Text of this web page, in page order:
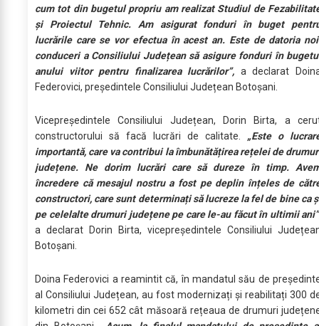
cum tot din bugetul propriu am realizat Studiul de
și Proiectul Tehnic. Am asigurat fonduri în buget
lucrările care se vor efectua în acest an. Este de datoria
conduceri a Consiliului Județean să asigure fonduri în
anului viitor pentru finalizarea lucrărilor”, a declarat
Federovici, președintele Consiliului Județean Botoșani.
Vicepreședintele Consiliului Județean, Dorin Birta, a
constructorului să facă lucrări de calitate. „Este o
importantă, care va contribui la îmbunătățirea rețelei de
județene. Ne dorim lucrări care să dureze în timp.
încredere că mesajul nostru a fost pe deplin înțeles de
constructori, care sunt determinați să lucreze la fel de bine ca
pe celelalte drumuri județene pe care le-au făcut în ultimii
a declarat Dorin Birta, vicepreședintele Consiliului
Botoșani.
Doina Federovici a reamintit că, în mandatul său de
al Consiliului Județean, au fost modernizați și reabilitați 300
kilometri din cei 652 cât măsoară rețeaua de drumuri